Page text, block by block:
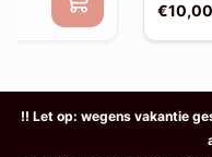
€10,00
!! Let op: wegens vakantie